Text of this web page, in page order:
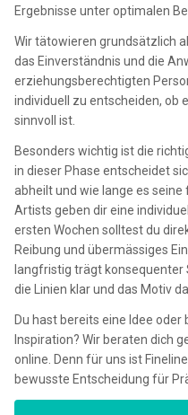
Ergebnisse unter optimalen
Wir tätowieren grundsätzlich
das Einverständnis und die
erziehungsberechtigten
individuell zu entscheiden, ob
sinnvoll ist.
Besonders wichtig ist die
in dieser Phase entscheidet
abheilt und wie lange es seine
Artists geben dir eine
ersten Wochen solltest du
Reibung und übermässiges
langfristig trägt konsequenter
die Linien klar und das Motiv
Du hast bereits eine Idee
Inspiration? Wir beraten dich
online. Denn für uns ist
bewusste Entscheidung für